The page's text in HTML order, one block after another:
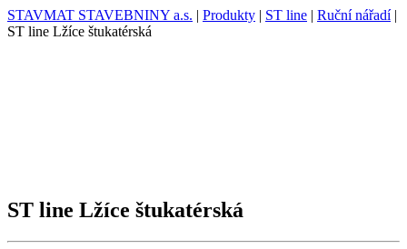
STAVMAT STAVEBNINY a.s. | Produkty | ST line | Ruční nářadí|
ST line Lžíce štukatérská
ST line Lžíce štukatérská